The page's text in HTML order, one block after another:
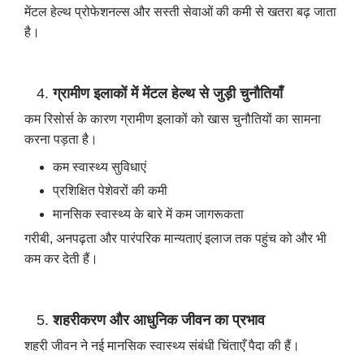
मेंटल हेल्थ प्रोफेशनल्स और सस्ती सेवाओं की कमी से खतरा बढ़ जाता
है।
ग्रामीण इलाकों में मेंटल हेल्थ से जुड़ी चुनौतियाँ
कम रिसोर्स के कारण ग्रामीण इलाकों को खास चुनौतियों का सामना
करना पड़ता है।
कम स्वास्थ्य सुविधाएं
प्रशिक्षित पेशेवरों की कमी
मानसिक स्वास्थ्य के बारे में कम जागरूकता
गरीबी, अनपढ़ता और पारंपरिक मान्यताएं इलाज तक पहुंच को और भी
कम कर देती हैं।
शहरीकरण और आधुनिक जीवन का प्रभाव
शहरी जीवन ने नई मानसिक स्वास्थ्य संबंधी चिंताएँ पैदा की हैं।